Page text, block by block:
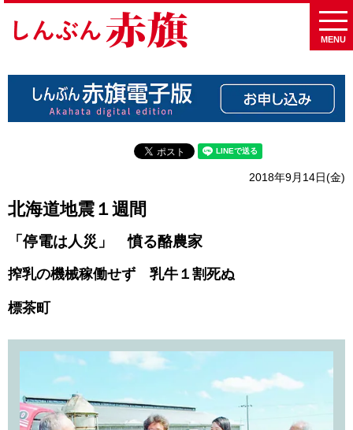
MENU
2018年9月14日(金)
北海道地震１週間
「停電は人災」 憤る酪農家
搾乳の機械稼働せず 乳牛１割死ぬ
標茶町